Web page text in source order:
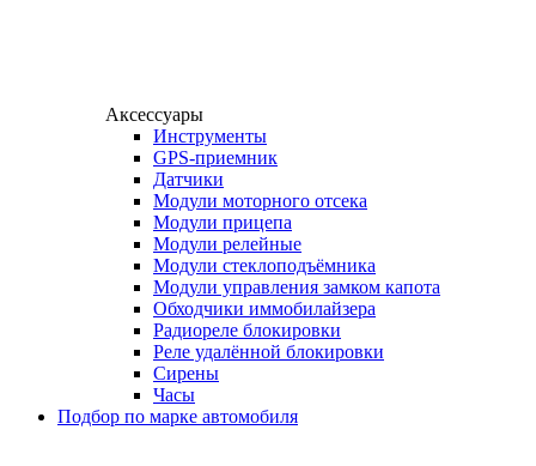
Аксессуары
Инструменты
GPS-приемник
Датчики
Модули моторного отсека
Модули прицепа
Модули релейные
Модули стеклоподъёмника
Модули управления замком капота
Обходчики иммобилайзера
Радиореле блокировки
Реле удалённой блокировки
Сирены
Часы
Подбор по марке автомобиля